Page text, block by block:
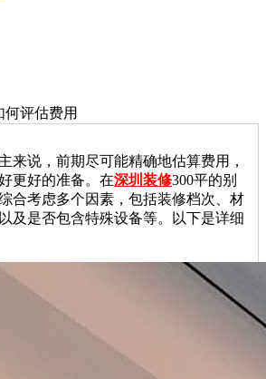
何评估费用
来说，前期尽可能精确地估算费用，
更好的准备。在深圳装修300平的别
合考虑多个因素，包括装修档次、材
及是否包含特殊设备等。以下是详细